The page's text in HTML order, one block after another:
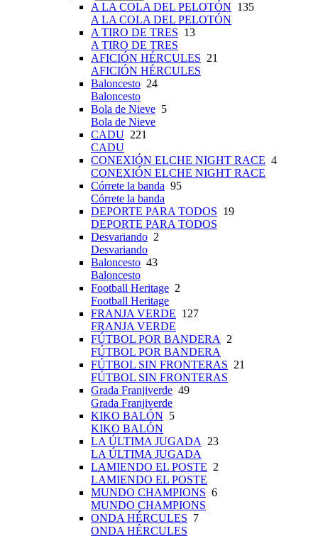
A LA COLA DEL PELOTÓN 135
A LA COLA DEL PELOTÓN
A TIRO DE TRES 13
A TIRO DE TRES
AFICIÓN HÉRCULES 21
AFICIÓN HÉRCULES
Baloncesto 24
Baloncesto
Bola de Nieve 5
Bola de Nieve
CADU 221
CADU
CONEXIÓN ELCHE NIGHT RACE 4
CONEXIÓN ELCHE NIGHT RACE
Córrete la banda 95
Córrete la banda
DEPORTE PARA TODOS 19
DEPORTE PARA TODOS
Desvariando 2
Desvariando
Baloncesto 43
Baloncesto
Football Heritage 2
Football Heritage
FRANJA VERDE 127
FRANJA VERDE
FÚTBOL POR BANDERA
2
FÚTBOL POR BANDERA
FÚTBOL SIN FRONTERAS 21
FÚTBOL SIN FRONTERAS
Grada Franjiverde 49
Grada Franjiverde
KIKO BALÓN 5
KIKO BALÓN
LA ÚLTIMA JUGADA
23
LA ÚLTIMA JUGADA
LAMIENDO EL POSTE 2
LAMIENDO EL POSTE
MUNDO CHAMPIONS 6
MUNDO CHAMPIONS
ONDA HÉRCULES 7
ONDA HÉRCULES